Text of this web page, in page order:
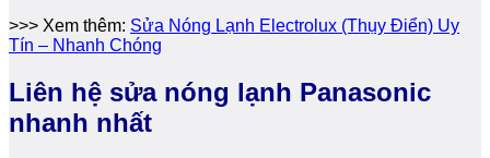
>>> Xem thêm: Sửa Nóng Lạnh Electrolux (Thụy Điển) Uy
Tín – Nhanh Chóng
Liên hệ sửa nóng lạnh Panasonic
nhanh nhất